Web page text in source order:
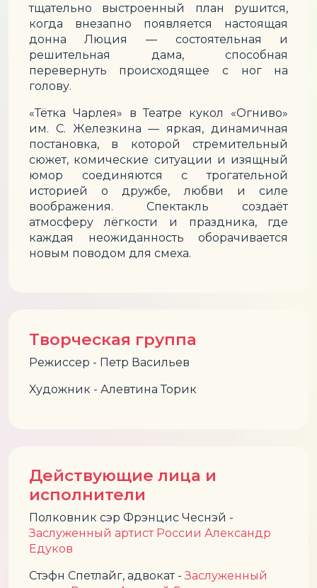
тщательно выстроенный план рушится,
когда внезапно появляется настоящая
донна Люция — состоятельная и
решительная дама, способная
перевернуть происходящее с ног на
голову.
«Тётка Чарлея» в Театре кукол «Огниво»
им. С. Железкина — яркая, динамичная
постановка, в которой стремительный
сюжет, комические ситуации и изящный
юмор соединяются с трогательной
историей о дружбе, любви и силе
воображения. Спектакль создаёт
атмосферу лёгкости и праздника, где
каждая неожиданность оборачивается
новым поводом для смеха.
Творческая группа
Режиссер - Петр Васильев
Художник - Алевтина Торик
Действующие лица и
исполнители
Полковник сэр Фрэнцис Чеснэй -
Заслуженный артист России Александр
Едуков
Стэфн Спетлайг, адвокат -Заслуженный